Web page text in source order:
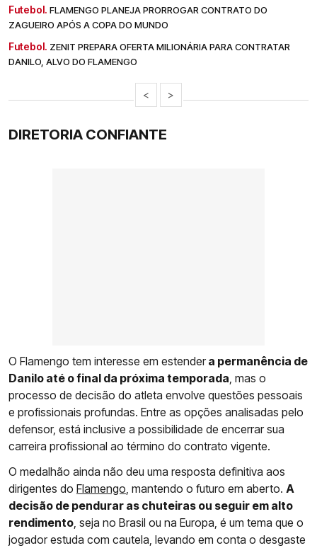
Futebol. FLAMENGO PLANEJA PRORROGAR CONTRATO DO
ZAGUEIRO APÓS A COPA DO MUNDO
Futebol. ZENIT PREPARA OFERTA MILIONÁRIA PARA CONTRATAR
DANILO, ALVO DO FLAMENGO
< >
DIRETORIA CONFIANTE
O Flamengo tem interesse em estendera permanência de
Danilo até o final da próxima temporada, mas o
processo de decisão do atleta envolve questões pessoais
e profissionais profundas. Entre as opções analisadas pelo
defensor, está inclusive a possibilidade de encerrar sua
carreira profissional ao término do contrato vigente.
O medalhão ainda não deu uma resposta definitiva aos
dirigentes do Flamengo, mantendo o futuro em aberto. A
decisão de pendurar as chuteiras ou seguir em alto
rendimento, seja no Brasil ou na Europa, é um tema que o
jogador estuda com cautela, levando em conta o desgaste